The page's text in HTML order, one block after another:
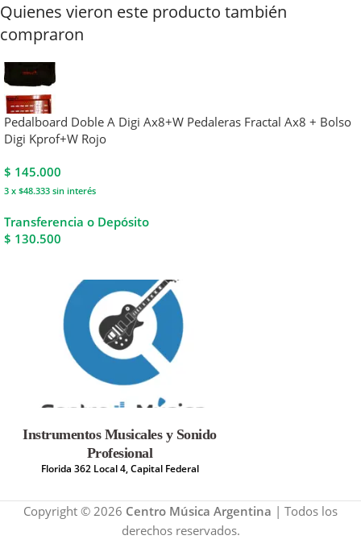
Quienes vieron este producto también
compraron
Pedalboard Doble A Digi Ax8+W Pedaleras Fractal Ax8 + Bolso
Digi Kprof+W Rojo
$ 145.000
3 x $48.333 sin interés
Transferencia o Depósito
$ 130.500
Instrumentos Musicales y Sonido
Profesional
Florida 362 Local 4, Capital Federal
Copyright © 2026 Centro Música Argentina | Todos los
derechos reservados.